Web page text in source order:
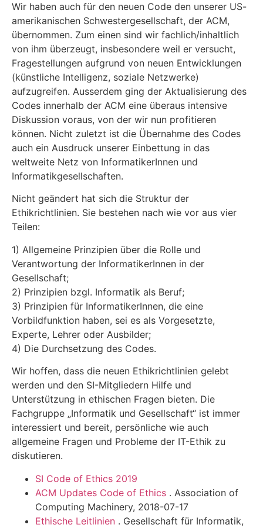
Wir haben auch für den neuen Code den unserer US-
amerikanischen Schwestergesellschaft, der ACM,
übernommen. Zum einen sind wir fachlich/inhaltlich
von ihm überzeugt, insbesondere weil er versucht,
Fragestellungen aufgrund von neuen Entwicklungen
(künstliche Intelligenz, soziale Netzwerke)
aufzugreifen. Ausserdem ging der Aktualisierung des
Codes innerhalb der ACM eine überaus intensive
Diskussion voraus, von der wir nun profitieren
können. Nicht zuletzt ist die Übernahme des Codes
auch ein Ausdruck unserer Einbettung in das
weltweite Netz von InformatikerInnen und
Informatikgesellschaften.
Nicht geändert hat sich die Struktur der
Ethikrichtlinien. Sie bestehen nach wie vor aus vier
Teilen:
1) Allgemeine Prinzipien über die Rolle und
Verantwortung der InformatikerInnen in der
Gesellschaft;
2) Prinzipien bzgl. Informatik als Beruf;
3) Prinzipien für InformatikerInnen, die eine
Vorbildfunktion haben, sei es als Vorgesetzte,
Experte, Lehrer oder Ausbilder;
4) Die Durchsetzung des Codes.
Wir hoffen, dass die neuen Ethikrichtlinien gelebt
werden und den SI-Mitgliedern Hilfe und
Unterstützung in ethischen Fragen bieten. Die
Fachgruppe „Informatik und Gesellschaft“ ist immer
interessiert und bereit, persönliche wie auch
allgemeine Fragen und Probleme der IT-Ethik zu
diskutieren.
SI Code of Ethics 2019
ACM Updates Code of Ethics . Association of
Computing Machinery, 2018-07-17
Ethische Leitlinien . Gesellschaft für Informatik,